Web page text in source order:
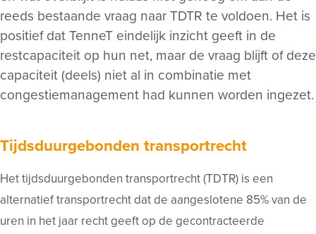
reeds bestaande vraag naar TDTR te voldoen. Het is
positief dat TenneT eindelijk inzicht geeft in de
restcapaciteit op hun net, maar de vraag blijft of deze
capaciteit (deels) niet al in combinatie met
congestiemanagement had kunnen worden ingezet.
Tijdsduurgebonden transportrecht
Het tijdsduurgebonden transportrecht (TDTR) is een
alternatief transportrecht dat de aangeslotene 85% van de
uren in het jaar recht geeft op de gecontracteerde